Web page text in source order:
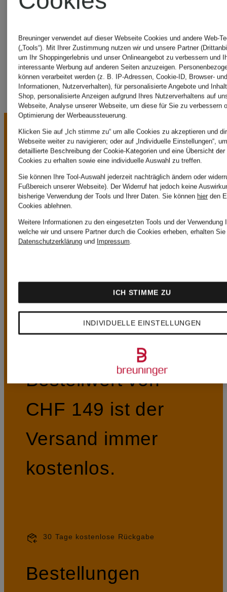
DEN
BERGH
UNSERE
VORTEILE
Kostenloser Versand ab CHF 149
Bestellwert von
CHF 149 ist der
Versand immer
kostenlos.
30 Tage kostenlose Rückgabe
Bestellungen
Breuninger verwendet auf dieser Webseite Cookies und andere Web-
(„Tools“). Mit Ihrer Zustimmung nutzen wir und unsere Partner
um Ihr Shoppingerlebnis und unser Onlineangebot zu verbessern und
interessante Werbung auf anderen Seiten anzuzeigen.
können verarbeitet werden (z. B. IP-Adressen, Cookie-ID, Browser-
Informationen, Nutzerverhalten), für personalisierte Angebote und
Shop, personalisierte Anzeigen aufgrund Ihres Nutzerverhaltens auf
Webseite, Analyse unserer Webseite, um diese für Sie zu verbessern
Optimierung der Werbeaussteuerung.
Klicken Sie auf „Ich stimme zu“ um alle Cookies zu akzeptieren und
Webseite weiter zu navigieren; oder auf „Individuelle Einstellungen“,
detaillierte Beschreibung der Cookie-Kategorien und eine Übersicht
Cookies zu erhalten sowie eine individuelle Auswahl zu treffen.
Sie können Ihre Tool-Auswahl jederzeit nachträglich ändern oder
Fußbereich unserer Webseite). Der Widerruf hat jedoch keine
bisherige Verwendung der Tools und Ihrer Daten. Sie können hier den
Cookies ablehnen.
Weitere Informationen zu den eingesetzten Tools und der Verwendung
welche wir und unsere Partner durch die Cookies erheben, erhalten
Datenschutzerklärung und Impressum.
INDIVIDUELLE EINSTELLUNGEN
ICH STIMME ZU